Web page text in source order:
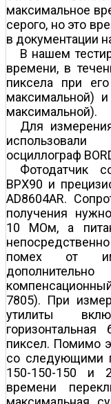
максимальное
серого, но это
в документации
В нашем
времени, в
пиксела при
максимальной)
максимальной).
Для
осциллограф
Фотодатчик
BPX90 и
AD8604AR.
получения
10 МОм, а
помех от
7805). При
утилиты
пиксел. Помимо
со следующими
150-150-150 и
времени